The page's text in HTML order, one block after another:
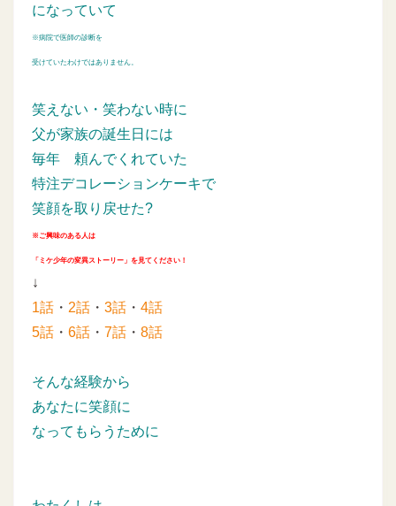
になっていて
※病院で医師の診断を
受けていたわけではありません。
笑えない・笑わない時に
父が家族の誕生日には
毎年 頼んでくれていた
特注デコレーションケーキで
笑顔を取り戻せた?
※ご興味のある人は
「ミケ少年の変異ストーリー」を見てください！
↓
1話 ・ 2話 ・ 3話 ・ 4話
5話 ・ 6話 ・ 7話 ・ 8話
そんな経験から
あなたに笑顔に
なってもらうために